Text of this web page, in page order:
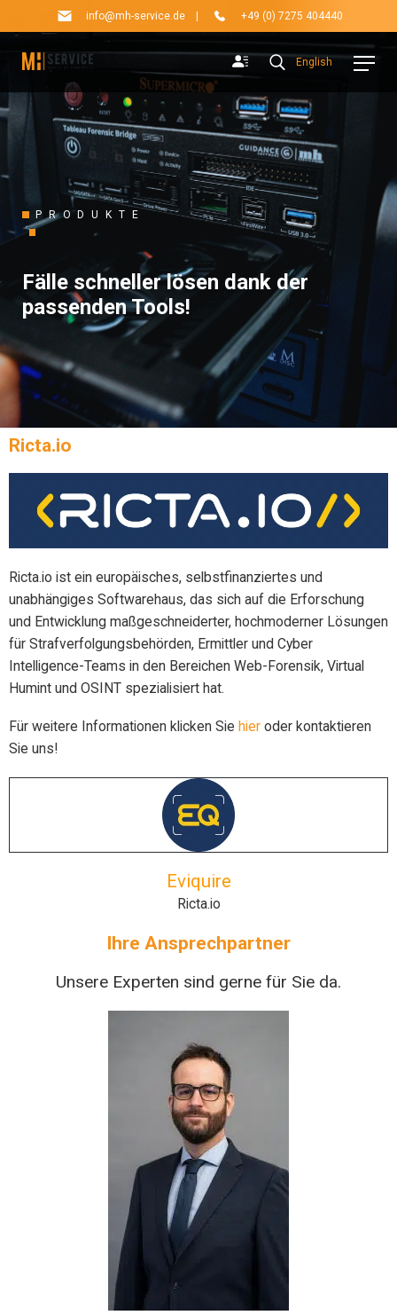
info@mh-service.de +49 (0) 7275 404440
English
PRODUKTE
Fälle schneller lösen dank der
passenden Tools!
Ricta.io
Ricta.io ist ein europäisches, selbstfinanziertes und
unabhängiges Softwarehaus, das sich auf die Erforschung
und Entwicklung maßgeschneiderter, hochmoderner Lösungen
für Strafverfolgungsbehörden, Ermittler und Cyber
Intelligence-Teams in den Bereichen Web-Forensik, Virtual
Humint und OSINT spezialisiert hat.
Für weitere Informationen klicken Sie hier oder kontaktieren
Sie uns!
Eviquire
Ricta.io
Ihre Ansprechpartner
Unsere Experten sind gerne für Sie da.